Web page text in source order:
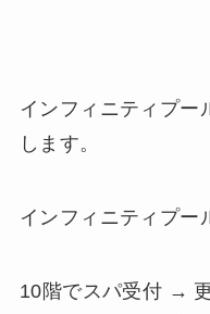
インフィニティプー
します。
インフィニティプー
10階でスパ受付 →